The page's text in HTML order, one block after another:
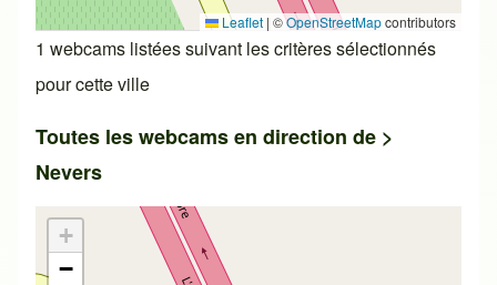
Leaflet | ©OpenStreetMapcontributors
1 webcams listées suivant les critères sélectionnés
pour cette ville
Toutes les webcams en direction de >
Nevers
+
−